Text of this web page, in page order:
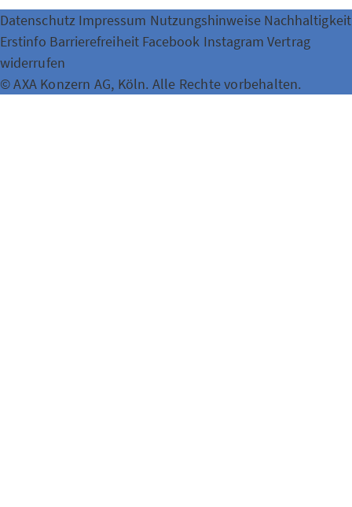
Datenschutz Impressum Nutzungshinweise Nachhaltigkeit
Erstinfo Barrierefreiheit Facebook InstagramVertrag
widerrufen
© AXA Konzern AG, Köln. Alle Rechte vorbehalten.